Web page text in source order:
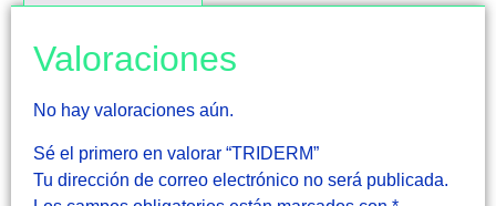
Valoraciones
No hay valoraciones aún.
Sé el primero en valorar “TRIDERM”
Tu dirección de correo electrónico no será publicada.